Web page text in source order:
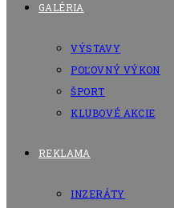
GALÉRIA
VÝSTAVY
POĽOVNÝ VÝKON
ŠPORT
KLUBOVÉ AKCIE
REKLAMA
INZERÁTY